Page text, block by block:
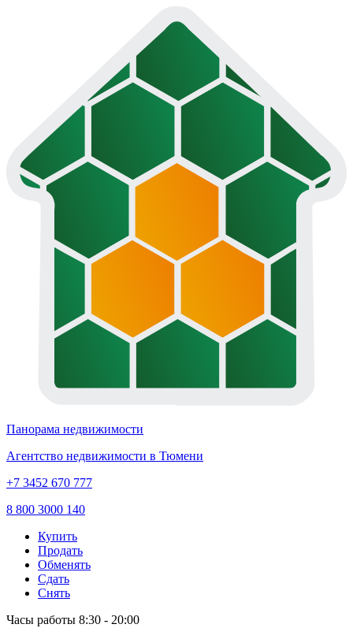
Панорама недвижимости
Агентство недвижимости в Тюмени
+7 3452 670 777
8 800 3000 140
Купить
Продать
Обменять
Сдать
Снять
Часы работы 8:30 - 20:00